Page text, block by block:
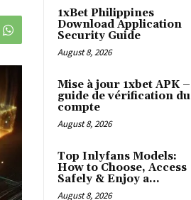
1xBet Philippines
Download Application
Security Guide
August 8, 2026
Mise à jour 1xbet APK –
guide de vérification du
compte
August 8, 2026
Top Inlyfans Models:
How to Choose, Access
Safely & Enjoy a...
August 8, 2026